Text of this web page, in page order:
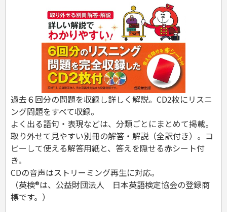
衛生管理・運行管理
建築・土木
電気・危険物
調理師
スキル・キャリアアップ
危険物取扱者
消防設備士
登録販売者
その他資格試験
過去６回分の問題を収録し詳しく解説。CD2枚にリスニ
ング問題をすべて収録。
よく出る語句・表現などは、分類ごとにまとめて掲載。
取り外せて見やすい別冊の解答・解説（全訳付き）。コ
ピーして使える解答用紙と、答えを隠せる赤シート付
き。
CDの音声はストリーミング再生に対応。
（英検®は、公益財団法人 日本英語検定協会の登録商
標です。）